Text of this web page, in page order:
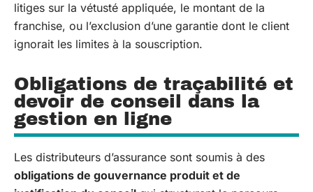
litiges sur la vétusté appliquée, le montant de la
franchise, ou l’exclusion d’une garantie dont le client
ignorait les limites à la souscription.
Obligations de traçabilité et
devoir de conseil dans la
gestion en ligne
Les distributeurs d’assurance sont soumis à des
obligations de gouvernance produit et de